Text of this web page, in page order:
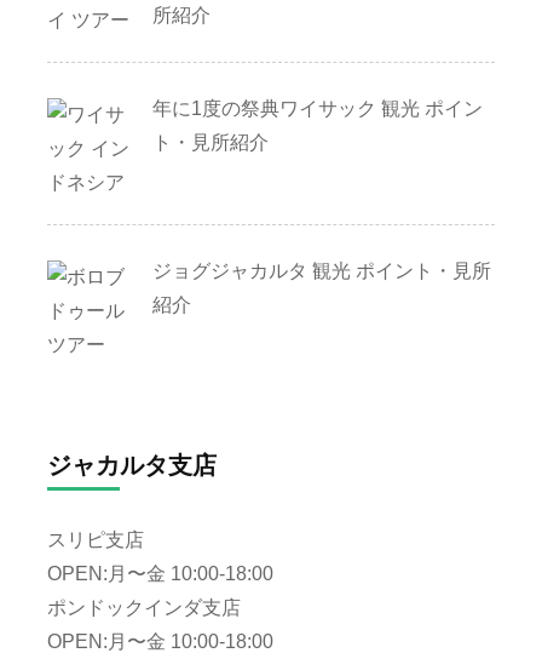
所紹介
年に1度の祭典ワイサック 観光 ポイン
ト・見所紹介
ジョグジャカルタ 観光 ポイント・見所
紹介
ジャカルタ支店
スリピ支店
OPEN:月〜金 10:00-18:00
ポンドックインダ支店
OPEN:月〜金 10:00-18:00